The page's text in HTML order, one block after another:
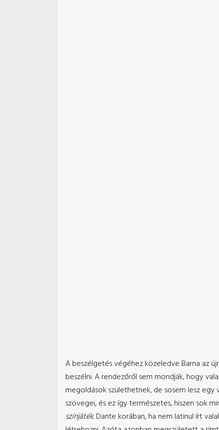
A beszélgetés végéhez közeledve Barna az
beszélni. A rendezőről sem mondják, hogy
megoldások születhetnek, de sosem lesz
szövegei, és ez így természetes, hiszen sok
színjáték. Dante korában, ha nem latinul írt